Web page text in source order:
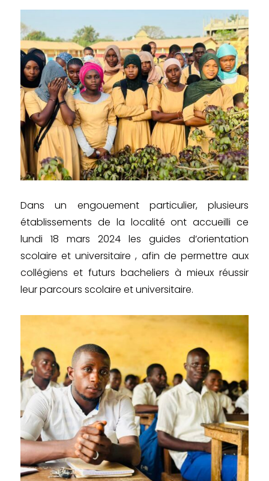
Dans un engouement particulier, plusieurs
établissements de la localité ont accueilli ce
lundi 18 mars 2024 les guides d’orientation
scolaire et universitaire , afin de permettre aux
collégiens et futurs bacheliers à mieux réussir
leur parcours scolaire et universitaire.